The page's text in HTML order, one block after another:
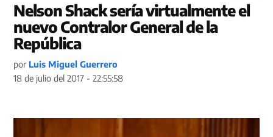
Nelson Shack sería virtualmente el
nuevo Contralor General de la
República
por Luis Miguel Guerrero
18 de julio del 2017 - 22:55:58